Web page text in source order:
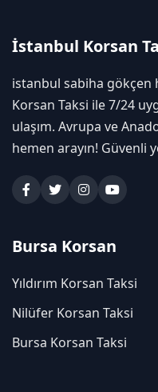
İstanbul Korsan
istanbul sabiha gökçen
Korsan Taksi ile 7/24
ulaşım. Avrupa ve
hemen arayın! Güvenli
Bursa Korsan
Yıldırım Korsan Taksi
Nilüfer Korsan Taksi
Bursa Korsan Taksi